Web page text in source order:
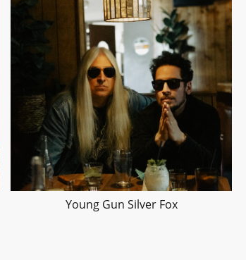
Young Gun Silver Fox